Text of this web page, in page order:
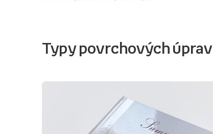
Typy povrchových úprav